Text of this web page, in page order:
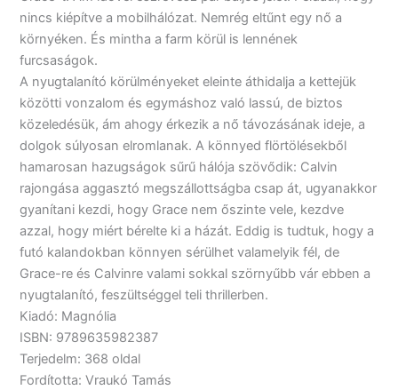
nincs kiépítve a mobilhálózat. Nemrég eltűnt egy nő a
környéken. És mintha a farm körül is lennének
furcsaságok.
A nyugtalanító körülményeket eleinte áthidalja a kettejük
közötti vonzalom és egymáshoz való lassú, de biztos
közeledésük, ám ahogy érkezik a nő távozásának ideje, a
dolgok súlyosan elromlanak. A könnyed flörtölésekből
hamarosan hazugságok sűrű hálója szövődik: Calvin
rajongása aggasztó megszállottságba csap át, ugyanakkor
gyanítani kezdi, hogy Grace nem őszinte vele, kezdve
azzal, hogy miért bérelte ki a házát. Eddig is tudtuk, hogy a
futó kalandokban könnyen sérülhet valamelyik fél, de
Grace-re és Calvinre valami sokkal szörnyűbb vár ebben a
nyugtalanító, feszültséggel teli thrillerben.
Kiadó: Magnólia
ISBN: 9789635982387
Terjedelm: 368 oldal
Fordította: Vraukó Tamás